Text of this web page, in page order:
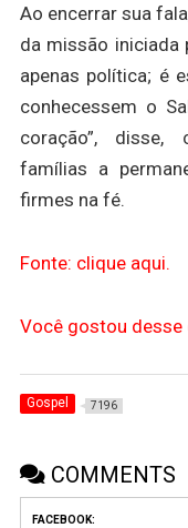
Ao encerrar sua
da missão iniciada
apenas política; é
conhecessem o
coração”, disse,
famílias a
firmes na fé.
Fonte: clique aqui.
Você gostou desse
Gospel 7196
COMMENTS
FACEBOOK: